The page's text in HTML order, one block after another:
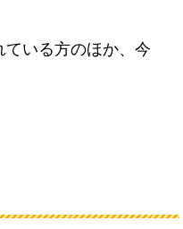
いる方のほか、今